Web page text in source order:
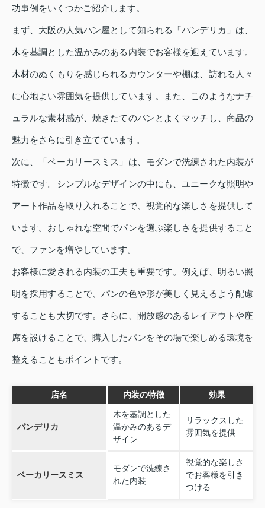
功事例をいくつかご紹介します。
まず、大阪の人気パン屋として知られる「パンデリカ」は、
木を基調とした温かみのある内装でお客様を迎えています。
木材のぬくもりを感じられるカウンターや棚は、訪れる人々
に心地よい雰囲気を提供しています。また、このようなナチ
ュラルな素材感が、焼きたてのパンとよくマッチし、商品の
魅力をさらに引き立てています。
次に、「ベーカリースミス」は、モダンで洗練された内装が
特徴です。シンプルなデザインの中にも、ユニークな照明や
アート作品を取り入れることで、視覚的な楽しさを提供して
います。おしゃれな空間でパンを選ぶ楽しさを提供すること
で、ファンを増やしています。
お客様に愛される内装の工夫も重要です。例えば、明るい照
明を採用することで、パンの色や形が美しく見えるよう配慮
することも大切です。さらに、開放感のあるレイアウトや座
席を設けることで、購入したパンをその場で楽しめる環境を
整えることもポイントです。
店名 内装の特徴 効果
パンデリカ
木を基調とした
温かみのあるデ
ザイン
リラックスした
雰囲気を提供
ベーカリースミス
モダンで洗練さ
れた内装
視覚的な楽しさ
でお客様を引き
つける